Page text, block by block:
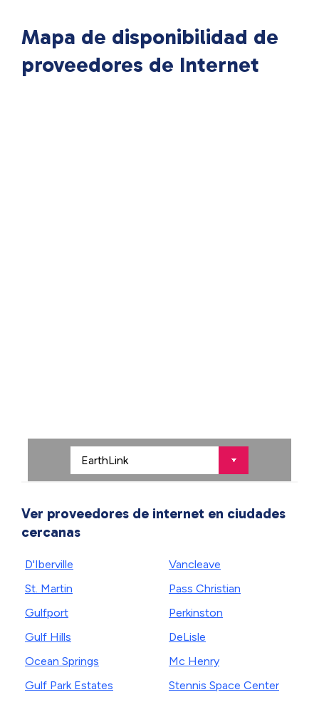
Mapa de disponibilidad de
proveedores de Internet
Ver proveedores de internet en ciudades
cercanas
D'Iberville
St. Martin
Gulfport
Gulf Hills
Ocean Springs
Gulf Park Estates
Vancleave
Pass Christian
Perkinston
DeLisle
Mc Henry
Stennis Space Center